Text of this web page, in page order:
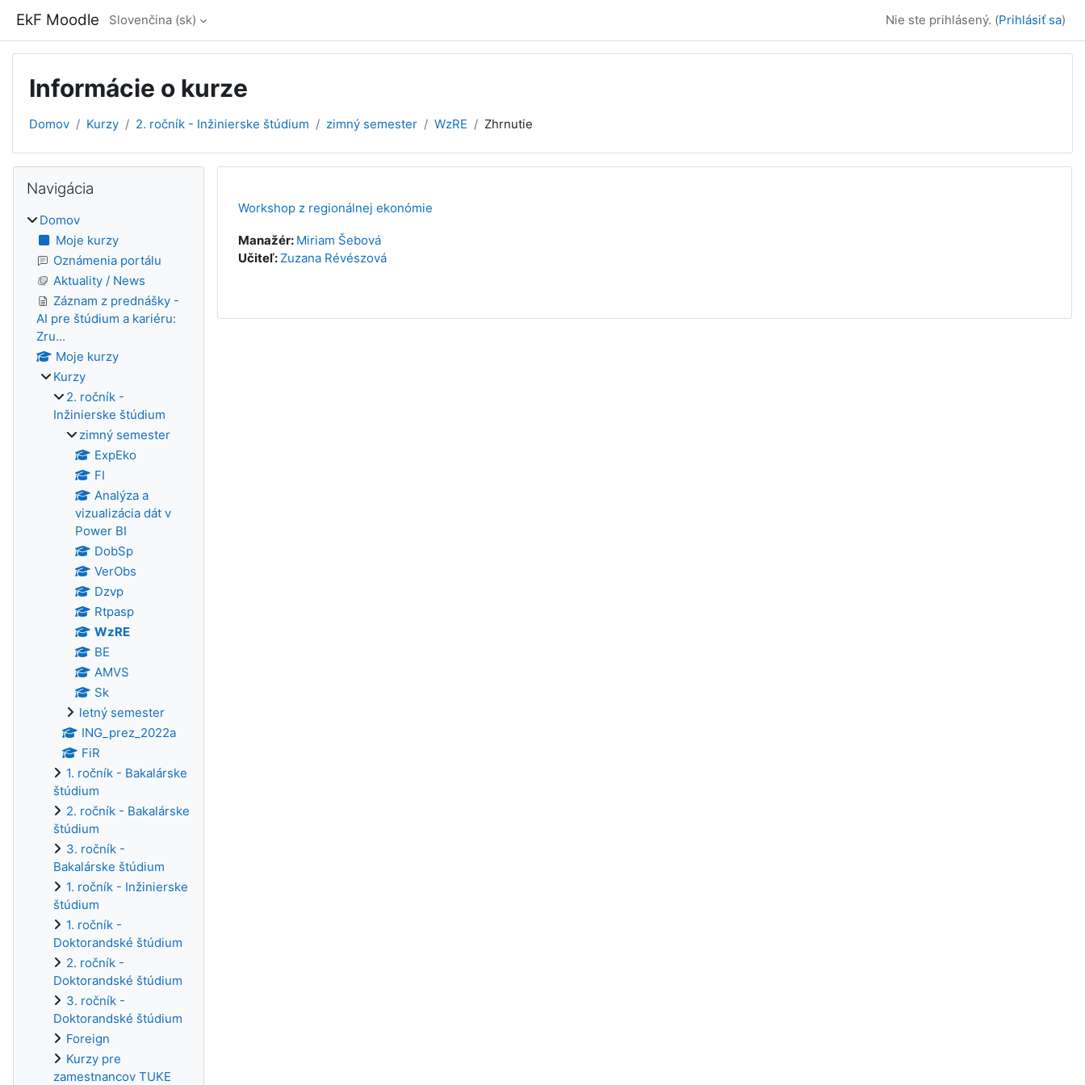
EkF Moodle Slovenčina ‎(sk)‎ Nie ste prihlásený. (Prihlásiť sa)
Informácie o kurze
Domov Kurzy 2. ročník - Inžinierske štúdium zimný semester WzRE Zhrnutie
Workshop z regionálnej ekonómie
Manažér: Miriam Šebová
Učiteľ:Zuzana Révészová
Bloky
Navigácia
Domov
Moje kurzy
Oznámenia portálu
Aktuality / News
Záznam z prednášky -
AI pre štúdium a kariéru:
Zru...
Moje kurzy
Kurzy
2. ročník -
Inžinierske štúdium
zimný semester
ExpEko
FI
Analýza a
vizualizácia dát v
Power BI
DobSp
VerObs
Dzvp
Rtpasp
WzRE
BE
AMVS
Sk
letný semester
ING_prez_2022a
FiR
1. ročník - Bakalárske
štúdium
2. ročník - Bakalárske
štúdium
3. ročník -
Bakalárske štúdium
1. ročník - Inžinierske
štúdium
1. ročník -
Doktorandské štúdium
2. ročník -
Doktorandské štúdium
3. ročník -
Doktorandské štúdium
Foreign
Kurzy pre
zamestnancov TUKE